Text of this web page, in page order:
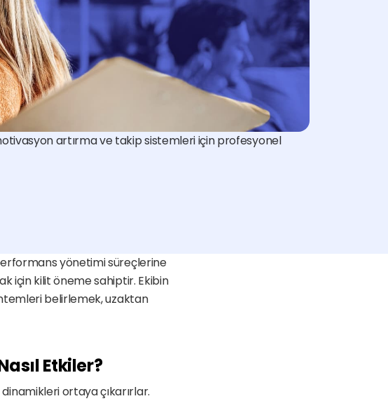
artırma ve takip sistemleri için profesyonel
yönetimi süreçlerine
için kilit öneme sahiptir. Ekibin
belirlemek, uzaktan
Etkiler?
ortaya çıkarırlar.